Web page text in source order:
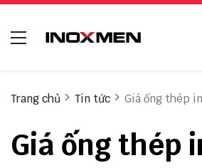
Trang chủ Tin tức Giá ống thép
Giá ống thép